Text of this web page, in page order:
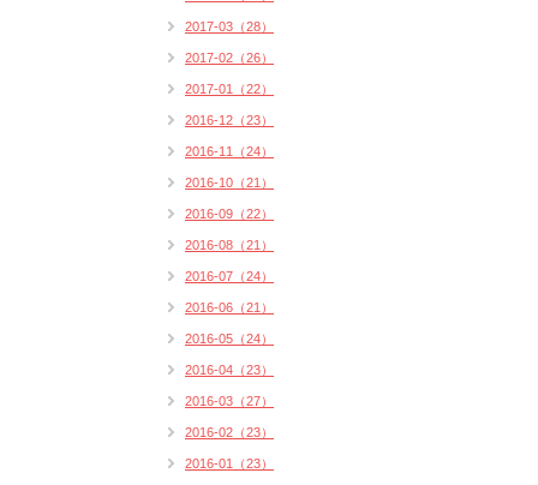
2017-03（28）
2017-02（26）
2017-01（22）
2016-12（23）
2016-11（24）
2016-10（21）
2016-09（22）
2016-08（21）
2016-07（24）
2016-06（21）
2016-05（24）
2016-04（23）
2016-03（27）
2016-02（23）
2016-01（23）